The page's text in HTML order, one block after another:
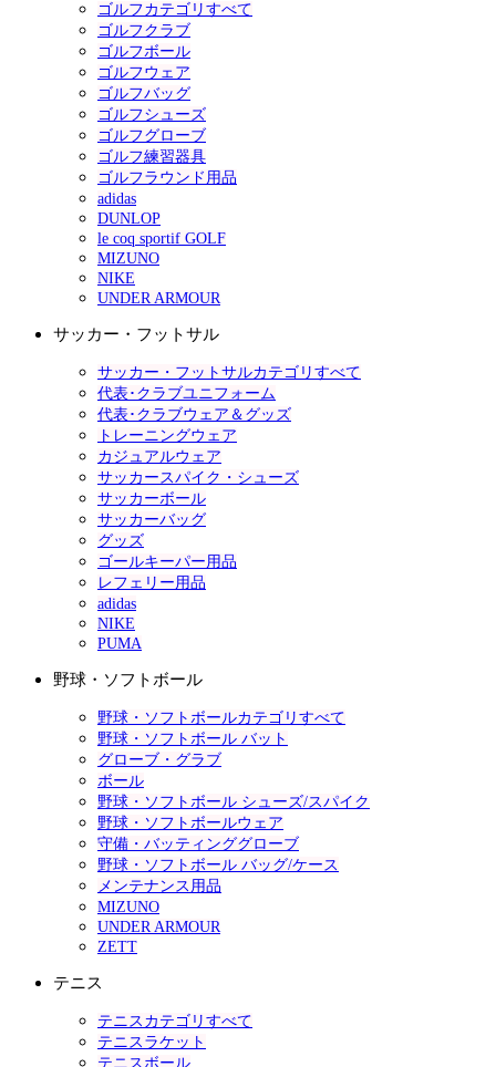
ゴルフカテゴリすべて
ゴルフクラブ
ゴルフボール
ゴルフウェア
ゴルフバッグ
ゴルフシューズ
ゴルフグローブ
ゴルフ練習器具
ゴルフラウンド用品
adidas
DUNLOP
le coq sportif GOLF
MIZUNO
NIKE
UNDER ARMOUR
サッカー・フットサル
サッカー・フットサルカテゴリすべて
代表･クラブユニフォーム
代表･クラブウェア＆グッズ
トレーニングウェア
カジュアルウェア
サッカースパイク・シューズ
サッカーボール
サッカーバッグ
グッズ
ゴールキーパー用品
レフェリー用品
adidas
NIKE
PUMA
野球・ソフトボール
野球・ソフトボールカテゴリすべて
野球・ソフトボール バット
グローブ・グラブ
ボール
野球・ソフトボール シューズ/スパイク
野球・ソフトボールウェア
守備・バッティンググローブ
野球・ソフトボール バッグ/ケース
メンテナンス用品
MIZUNO
UNDER ARMOUR
ZETT
テニス
テニスカテゴリすべて
テニスラケット
テニスボール